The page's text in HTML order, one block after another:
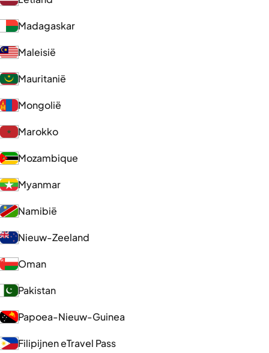
Madagaskar
Maleisië
Mauritanië
Mongolië
Marokko
Mozambique
Myanmar
Namibië
Nieuw-Zeeland
Oman
Pakistan
Papoea-Nieuw-Guinea
Filipijnen eTravel Pass